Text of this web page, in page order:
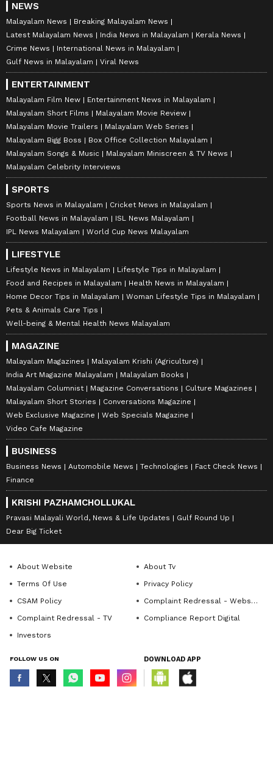
NEWS
Malayalam News
Breaking Malayalam News
Latest Malayalam News
India News in Malayalam
Kerala News
Crime News
International News in Malayalam
Gulf News in Malayalam
Viral News
ENTERTAINMENT
Malayalam Film New
Entertainment News in Malayalam
Malayalam Short Films
Malayalam Movie Review
Malayalam Movie Trailers
Malayalam Web Series
Malayalam Bigg Boss
Box Office Collection Malayalam
Malayalam Songs & Music
Malayalam Miniscreen & TV News
Malayalam Celebrity Interviews
SPORTS
Sports News in Malayalam
Cricket News in Malayalam
Football News in Malayalam
ISL News Malayalam
IPL News Malayalam
World Cup News Malayalam
LIFESTYLE
Lifestyle News in Malayalam
Lifestyle Tips in Malayalam
Food and Recipes in Malayalam
Health News in Malayalam
Home Decor Tips in Malayalam
Woman Lifestyle Tips in Malayalam
Pets & Animals Care Tips
Well-being & Mental Health News Malayalam
MAGAZINE
Malayalam Magazines
Malayalam Krishi (Agriculture)
India Art Magazine Malayalam
Malayalam Books
Malayalam Columnist
Magazine Conversations
Culture Magazines
Malayalam Short Stories
Conversations Magazine
Web Exclusive Magazine
Web Specials Magazine
Video Cafe Magazine
BUSINESS
Business News Automobile News Technologies
Fact Check News
Finance
KRISHI PAZHAMCHOLLUKAL
Pravasi Malayali World, News & Life Updates
Gulf Round Up
Dear Big Ticket
About Website
About Tv
Terms Of Use
Privacy Policy
CSAM Policy
Complaint Redressal - Website
Complaint Redressal - TV
Compliance Report Digital
Investors
FOLLOW US ON DOWNLOAD APP